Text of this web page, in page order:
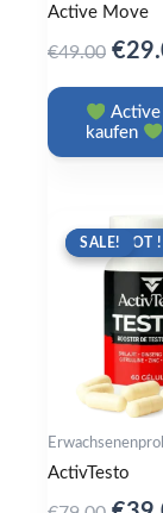
Active Move
€49.00
price
was:
€
kaufen
ANGEBOT !
SALE!
ActivTesto